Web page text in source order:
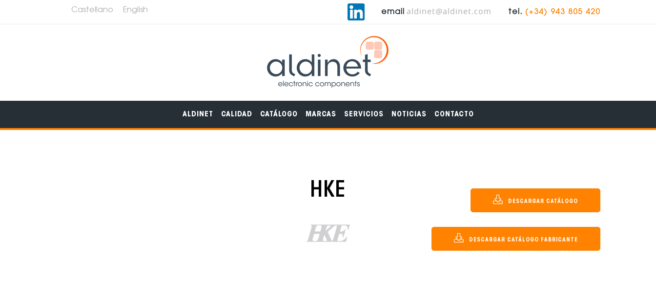
Castellano English email aldinet@aldinet.com tel. (+34) 943 805 420
ALDINET CALIDAD CATÁLOGO MARCAS SERVICIOS NOTICIAS CONTACTO
DESCARGAR CATÁLOGO
DESCARGAR CATÁLOGO FABRICANTE
HKE